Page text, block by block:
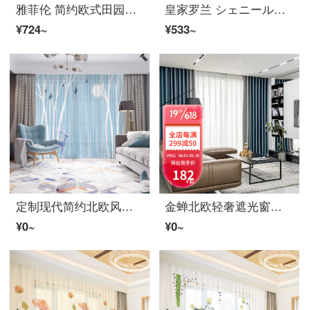
雅菲伦 简约欧式田园シェニール水溶绣花カーテン生地全屋定制客厅卧室镂空带遮光窗帘成品 盛夏光年蓝色款 レース帘加工好单价
¥724~
皇家罗兰 シェニール窗帘 北欧风格 纯色拼接成品 莫兰迪色系 简约现代客厅卧室遮光ファブリック生地定制 莫兰迪-24湖蓝色
¥533~
定制现代简约北欧风格窗帘ファブリック生地蓝色水彩植物花卉卧室客厅レース帘落地窗 B0054 窗レース-挂钩款 /米宽
¥0~
金蝉北欧轻奢遮光窗帘挂钩成品简约现代卧室客厅大气拼接窗帘ファブリック生地 蓝色+灰色 【适用2.5-3.0米宽】帘高2.6米，韩褶，双开
¥0~